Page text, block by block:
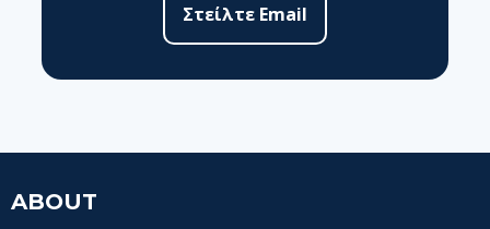
Στείλτε Email
ABOUT